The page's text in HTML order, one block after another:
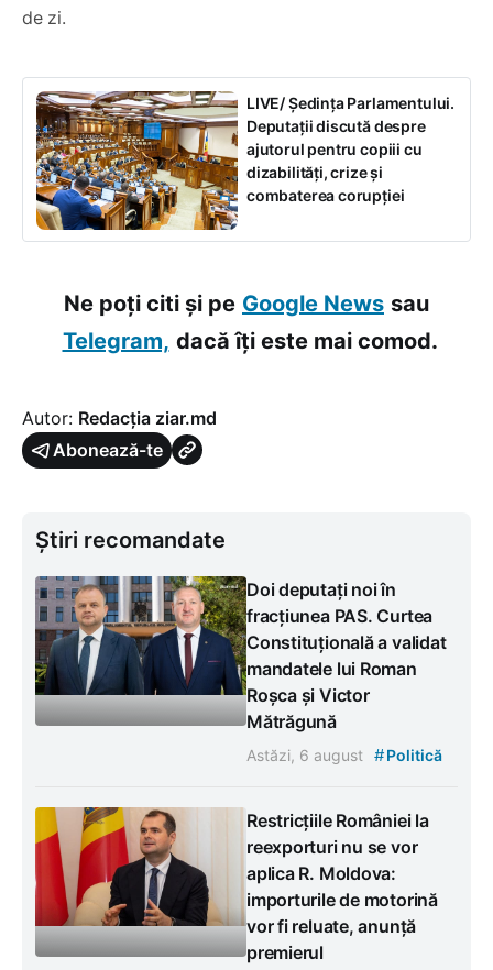
de zi.
LIVE/ Ședința Parlamentului.
Deputații discută despre
ajutorul pentru copiii cu
dizabilități, crize și
combaterea corupției
Ne poți citi și pe Google News sau
Telegram, dacă îți este mai comod.
Autor: Redacția ziar.md
Abonează-te
Știri recomandate
Doi deputați noi în
fracțiunea PAS. Curtea
Constituțională a validat
mandatele lui Roman
Roșca și Victor
Mătrăgună
Astăzi, 6 august #Politică
Restricțiile României la
reexporturi nu se vor
aplica R. Moldova:
importurile de motorină
vor fi reluate, anunță
premierul